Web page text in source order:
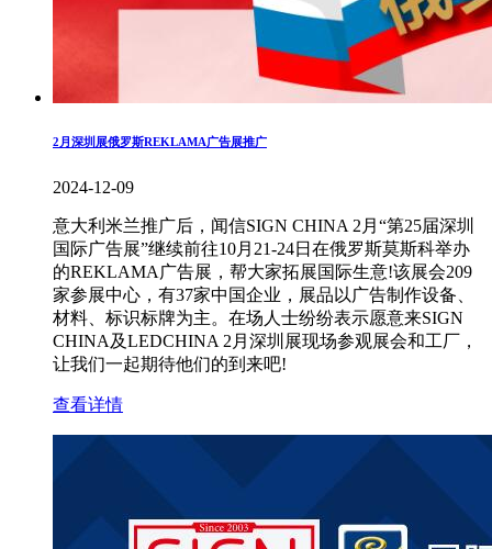
2月深圳展俄罗斯REKLAMA广告展推广
2024-12-09
意大利米兰推广后，闻信SIGN CHINA 2月“第25届深圳
国际广告展”继续前往10月21-24日在俄罗斯莫斯科举办
的REKLAMA广告展，帮大家拓展国际生意!该展会209
家参展中心，有37家中国企业，展品以广告制作设备、
材料、标识标牌为主。在场人士纷纷表示愿意来SIGN
CHINA及LEDCHINA 2月深圳展现场参观展会和工厂，
让我们一起期待他们的到来吧!
查看详情